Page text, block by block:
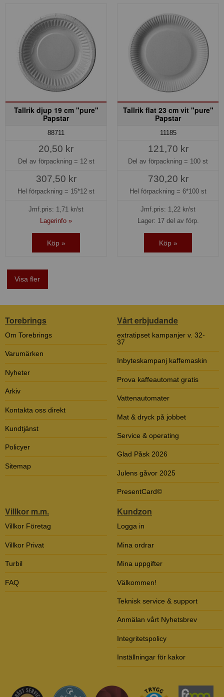
Tallrik djup 19 cm "pure"
Papstar
88711
20,50 kr
Del av förpackning = 12 st
307,50 kr
Hel förpackning = 15*12 st
Jmf.pris: 1,71 kr/st
Lagerinfo »
Köp »
Tallrik flat 23 cm vit "pure"
Papstar
11185
121,70 kr
Del av förpackning = 100 st
730,20 kr
Hel förpackning = 6*100 st
Jmf.pris: 1,22 kr/st
Lager: 17 del av förp.
Köp »
Visa fler
Torebrings
Om Torebrings
Varumärken
Nyheter
Arkiv
Kontakta oss direkt
Kundtjänst
Policyer
Sitemap
Vårt erbjudande
extratipset kampanjer v. 32-
37
Inbyteskampanj kaffemaskin
Prova kaffeautomat gratis
Vattenautomater
Mat & dryck på jobbet
Service & operating
Glad Påsk 2026
Julens gåvor 2025
PresentCard©
Villkor m.m.
Villkor Företag
Villkor Privat
Turbil
FAQ
Kundzon
Logga in
Mina ordrar
Mina uppgifter
Välkommen!
Teknisk service & support
Anmälan vårt Nyhetsbrev
Integritetspolicy
Inställningar för kakor